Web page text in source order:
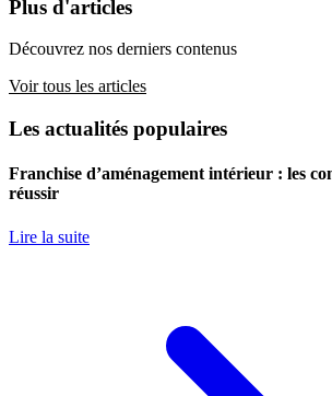
Plus d'articles
Découvrez nos derniers contenus
Voir tous les articles
Les actualités populaires
Franchise d’aménagement intérieur : les
réussir
Lire la suite